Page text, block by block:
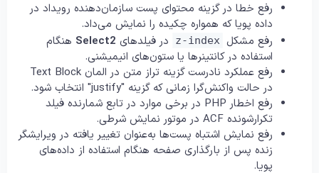
رفع خطا در گزینه محتوای پست سازمان‌دهنده رویداد در
داده پویا که همواره چکیده را نمایش می‌داد.
رفع مشکل z-index در فیلدهای Select2 هنگام
استفاده در کانتینرها یا ستون‌های انیمیشنی.
رفع عملکرد نادرست گزینه تراز متن در المان Text Block
در حالت واکنش‌گرا زمانی که گزینه "justify" انتخاب شود.
رفع اخطار PHP در برخی موارد در تابع شمارنده فیلد
تکرارشونده ACF در موتور نمایش شرطی.
رفع نمایش اشتباه پست‌ها به‌عنوان تغییر یافته در ویرایشگر
زنده پس از بارگذاری صفحه هنگام استفاده از داده‌های
پویا.